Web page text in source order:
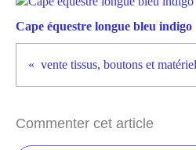
Cape équestre longue bleu indigo
Commenter cet article